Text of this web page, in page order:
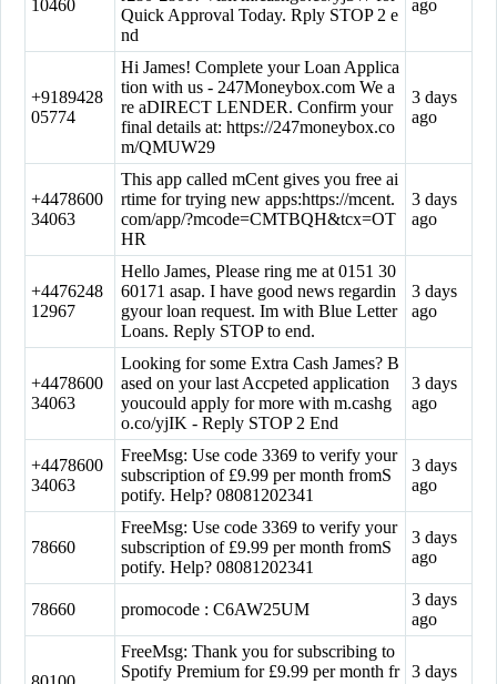
10460
Quick Approval Today. Rply STOP 2 e
nd
ago
+9189428
05774
Hi James! Complete your Loan Applica
tion with us - 247Moneybox.com We a
re aDIRECT LENDER. Confirm your
final details at: https://247moneybox.co
m/QMUW29
3 days
ago
+4478600
34063
This app called mCent gives you free ai
rtime for trying new apps:https://mcent.
com/app/?mcode=CMTBQH&tcx=OT
HR
3 days
ago
+4476248
12967
Hello James, Please ring me at 0151 30
60171 asap. I have good news regardin
gyour loan request. Im with Blue Letter
Loans. Reply STOP to end.
3 days
ago
+4478600
34063
Looking for some Extra Cash James? B
ased on your last Accpeted application
youcould apply for more with m.cashg
o.co/yjIK - Reply STOP 2 End
3 days
ago
+4478600
34063
FreeMsg: Use code 3369 to verify your
subscription of £9.99 per month fromS
potify. Help? 08081202341
3 days
ago
78660
FreeMsg: Use code 3369 to verify your
subscription of £9.99 per month fromS
potify. Help? 08081202341
3 days
ago
78660 promocode : C6AW25UM
3 days
ago
FreeMsg: Thank you for subscribing to
Spotify Premium for £9.99 per month fr
3 days